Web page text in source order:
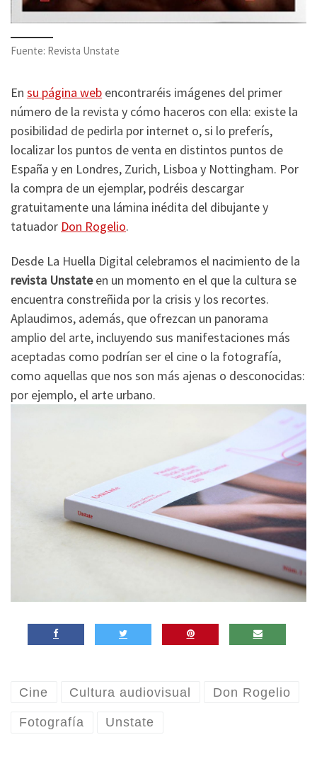
Fuente: Revista Unstate
En su página web encontraréis imágenes del primer
número de la revista y cómo haceros con ella: existe la
posibilidad de pedirla por internet o, si lo preferís,
localizar los puntos de venta en distintos puntos de
España y en Londres, Zurich, Lisboa y Nottingham. Por
la compra de un ejemplar, podréis descargar
gratuitamente una lámina inédita del dibujante y
tatuador Don Rogelio.
Desde La Huella Digital celebramos el nacimiento de la
revista Unstateen un momento en el que la cultura se
encuentra constreñida por la crisis y los recortes.
Aplaudimos, además, que ofrezcan un panorama
amplio del arte, incluyendo sus manifestaciones más
aceptadas como podrían ser el cine o la fotografía,
como aquellas que nos son más ajenas o desconocidas:
por ejemplo, el arte urbano.
Cine Cultura audiovisual Don Rogelio
Fotografía Unstate